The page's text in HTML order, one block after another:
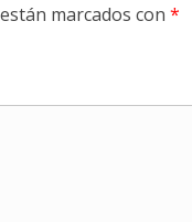
marcados con *